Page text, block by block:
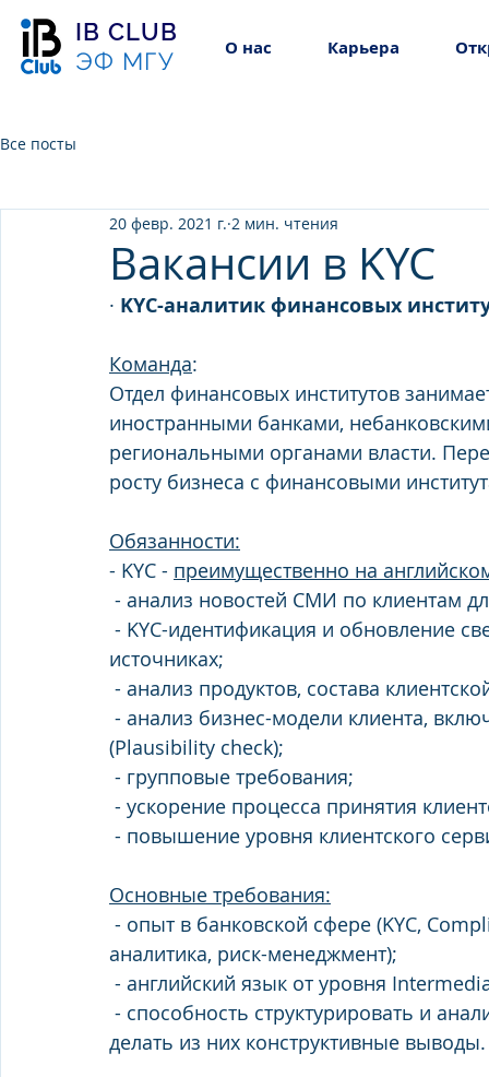
IB CLUB
ЭФ МГУ
О нас Карьера
Все посты
Вакансии в KYC
20 февр. 2021 г. 2 мин. чтения
· KYC-аналитик финансовых
Команда:
Отдел финансовых институтов
иностранными банками,
региональными органами власти.
росту бизнеса с финансовыми
Обязанности:
- KYC - преимущественно на
- анализ новостей СМИ по клиентам
источниках;
- анализ продуктов, состава
(Plausibility check);
- групповые требования;
- ускорение процесса принятия
- повышение уровня клиентского
Основные требования:
аналитика, риск-менеджмент);
- английский язык от уровня
делать из них конструктивные выводы.